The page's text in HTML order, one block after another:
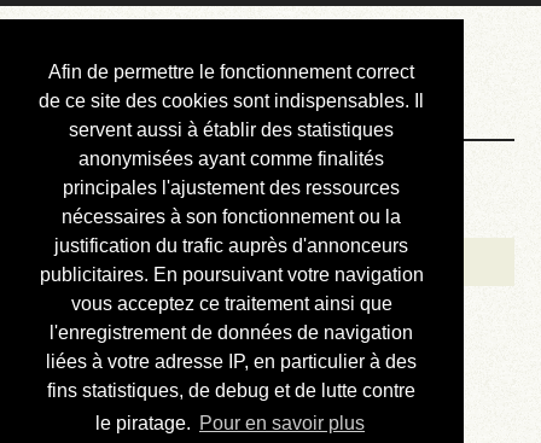
Afin de permettre le fonctionnement correct
de ce site des cookies sont indispensables. Il
servent aussi à établir des statistiques
anonymisées ayant comme finalités
principales l'ajustement des ressources
nécessaires à son fonctionnement ou la
justification du trafic auprès d'annonceurs
publicitaires. En poursuivant votre navigation
vous acceptez ce traitement ainsi que
l'enregistrement de données de navigation
liées à votre adresse IP, en particulier à des
fins statistiques, de debug et de lutte contre
le piratage. Pour en savoir plus
Courbis, « LE »
Blog Officiel
Bienvenue
Réalisations
Divers (et d’été)
Annonces
Liens externes
Téléchargement